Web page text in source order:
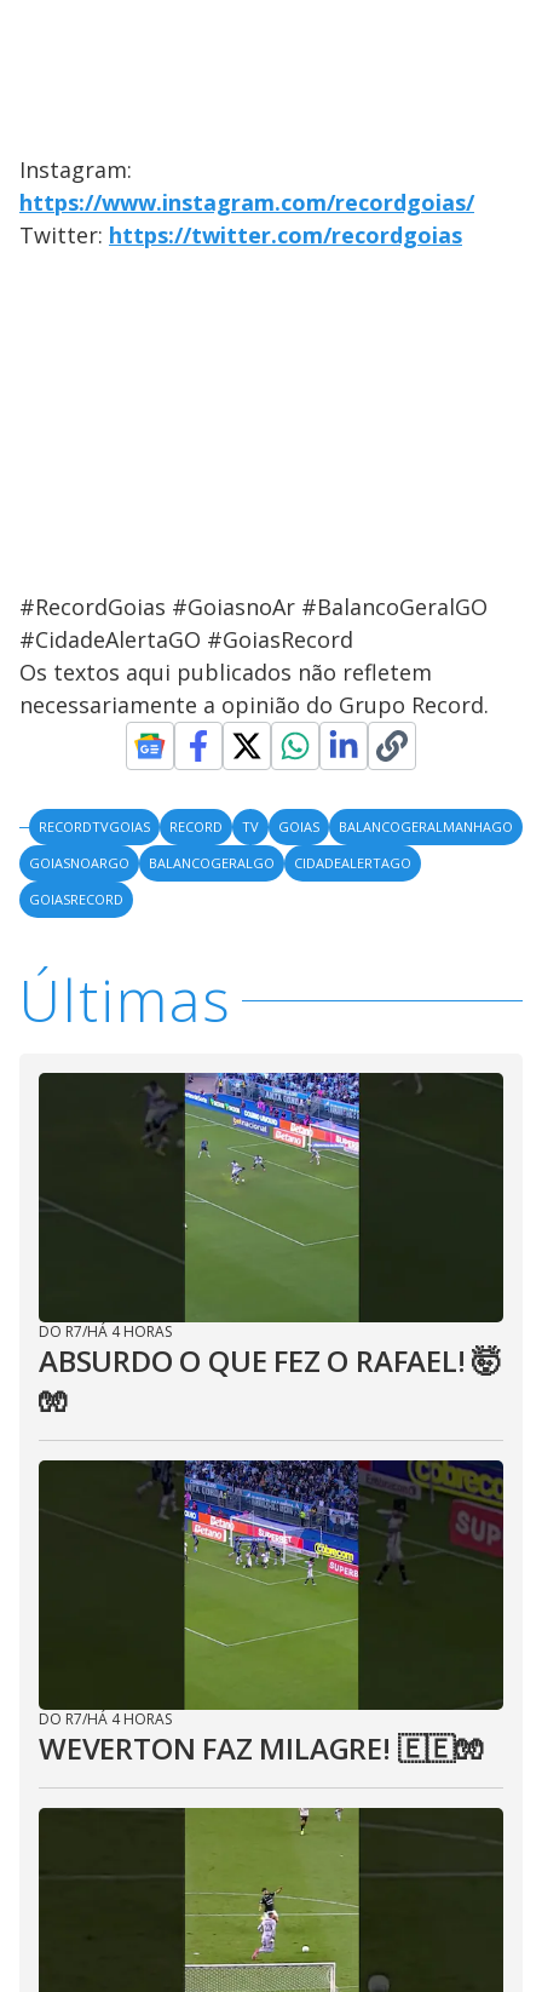
Instagram:
https://www.instagram.com/recordgoias/
Twitter: https://twitter.com/recordgoias
#RecordGoias #GoiasnoAr #BalancoGeralGO
#CidadeAlertaGO #GoiasRecord
Os textos aqui publicados não refletem
necessariamente a opinião do Grupo Record.
RECORDTVGOIAS RECORD TV GOIAS
BALANCOGERALMANHAGO
GOIASNOARGO
BALANCOGERALGO
CIDADEALERTAGO
GOIASRECORD
Últimas
DO R7/HÁ 4 HORAS
ABSURDO O QUE FEZ O RAFAEL! 🤯
🧤
DO R7/HÁ 4 HORAS
WEVERTON FAZ MILAGRE! 🇪🇪🧤